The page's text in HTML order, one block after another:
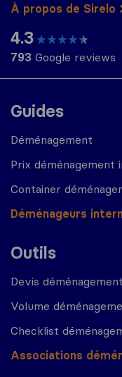
Guides
Déménagement
Prix déménagement
Container
Déménageurs
Outils
Devis déménagement
Volume
Checklist
Associations
À propos de Sirelo
4.3
793 Google reviews